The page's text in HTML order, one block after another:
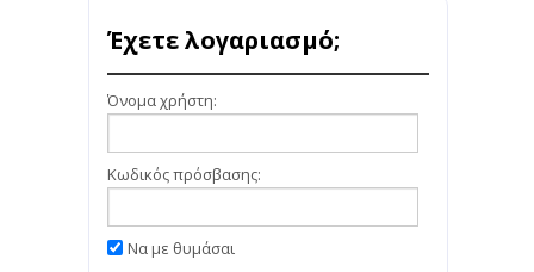
Έχετε λογαριασμό;
Όνομα χρήστη:
Κωδικός πρόσβασης:
Να με θυμάσαι